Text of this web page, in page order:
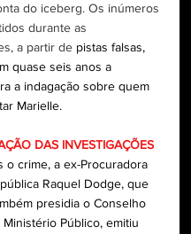
do iceberg. Os inúmeros
durante as
a partir de pistas falsas,
quase seis anos a
a indagação sobre quem
Marielle.
DAS INVESTIGAÇÕES
o crime, a ex-Procuradora
Raquel Dodge, que
presidia o Conselho
Ministério Público, emitiu